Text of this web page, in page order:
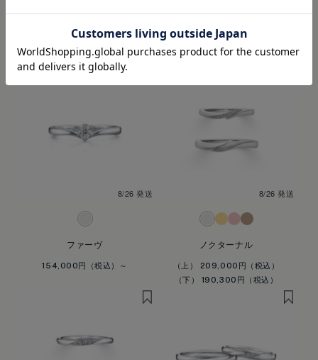
ブレッジ
154,000円
スイーヴ
154,000円
8/26 発送
ファーヴ
154,000円
8/26 発送
ノクターナル
（上） 209,000円
（下） 190,300円